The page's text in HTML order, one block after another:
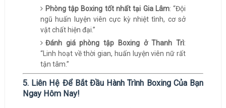
Phòng tập Boxing tốt nhất tại Gia Lâm: “Đội
ngũ huấn luyện viên cực kỳ nhiệt tình, cơ sở
vật chất hiện đại.”
Đánh giá phòng tập Boxing ở Thanh Trì:
“Linh hoạt về thời gian, huấn luyện viên nữ rất
tận tâm.”
5. Liên Hệ Để Bắt Đầu Hành Trình Boxing Của Bạn
Ngay Hôm Nay!